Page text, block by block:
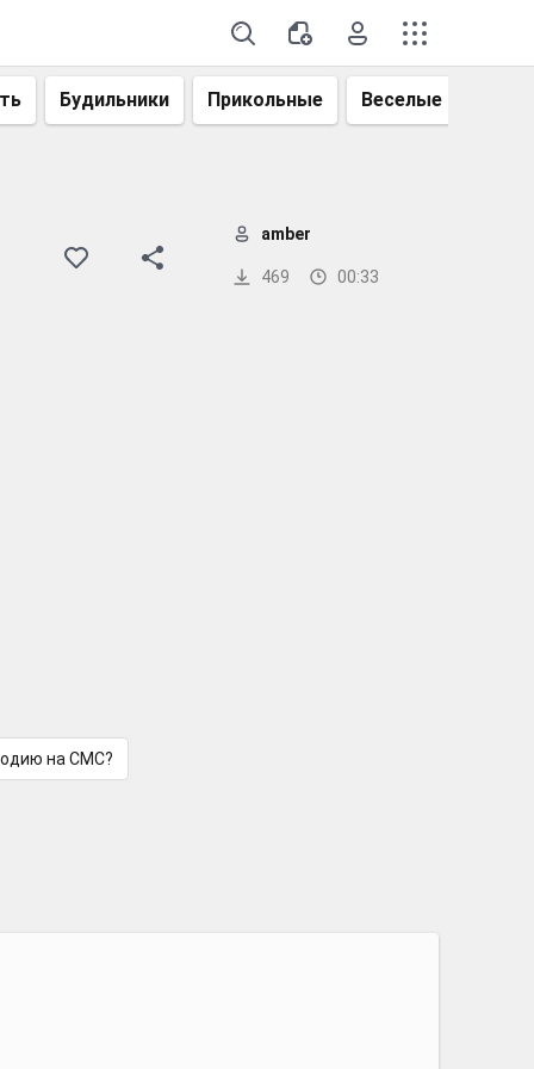
Будильники Прикольные Веселые
469 00:33
amber
на СМС?